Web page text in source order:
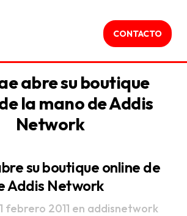
CONTACTO
abre su boutique
la mano de Addis
Network
su boutique online de
Addis Network
febrero 2011 en addisnetwork